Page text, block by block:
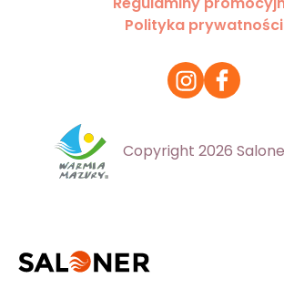
Polityka prywatności
Copyright 2026